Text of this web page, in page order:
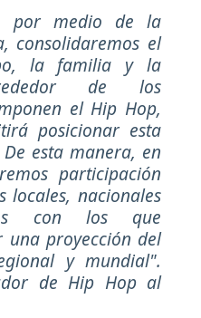
por medio de la
consolidaremos el
la familia y la
de los
el Hip Hop,
posicionar esta
esta manera, en
participación
locales, nacionales
con los que
una proyección del
y mundial".
de Hip Hop al